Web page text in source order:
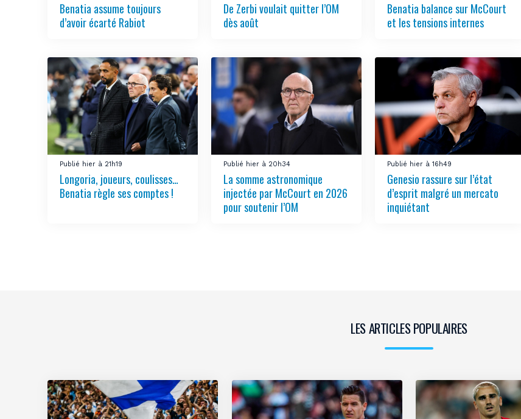
Benatia assume toujours
d’avoir écarté Rabiot
De Zerbi voulait quitter l’OM
dès août
Benatia balance sur McCourt
et les tensions internes
Publié hier à 21h19
Longoria, joueurs, coulisses…
Benatia règle ses comptes !
Publié hier à 20h34
La somme astronomique
injectée par McCourt en 2026
pour soutenir l’OM
Publié hier à 16h49
Genesio rassure sur l’état
d’esprit malgré un mercato
inquiétant
LES ARTICLES POPULAIRES